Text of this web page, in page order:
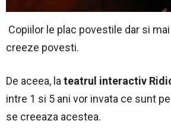
Copiilor le plac povestile dar si
creeze povesti.
De aceea, la teatrul interactiv
intre 1 si 5 ani vor invata ce sunt
se creeaza acestea.